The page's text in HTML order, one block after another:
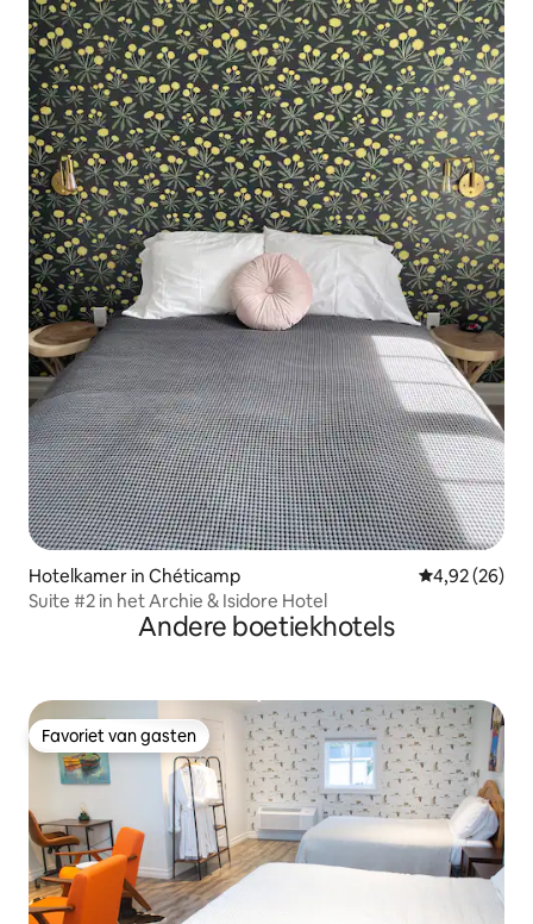
Hotelkamer in Chéticamp Gemiddelde
4,92 (26)
Suite #2 in het Archie & Isidore Hotel
Andere boetiekhotels
Favoriet van gasten
Favoriet van gasten